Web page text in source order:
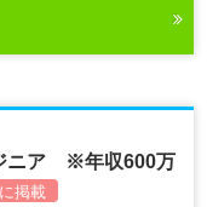
ニア ※年収600万
に掲載